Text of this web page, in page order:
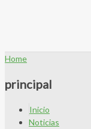
Home
principal
Inicio
Noticias